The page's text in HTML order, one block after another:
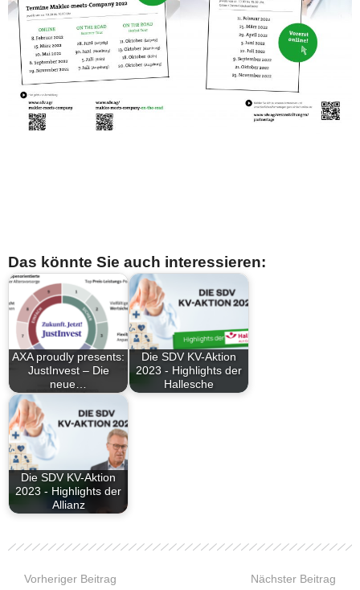
Das könnte Sie auch interessieren:
AXA proudly presents:
JustInvest – Die
neue…
Die SDV KV-Aktion
2023 - Highlights der
Hallesche
Die SDV KV-Aktion
2023 - Highlights der
Allianz
Vorheriger Beitrag Nächster Beitrag